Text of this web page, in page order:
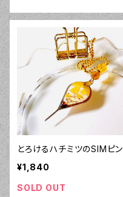
とろけるハチミツのSIMピン
¥1,840
SOLD OUT